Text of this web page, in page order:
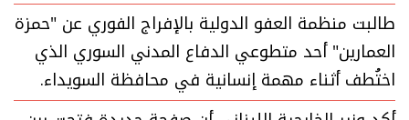
طالبت منظمة العفو الدولية بالإفراج الفوري عن "حمزة
العمارين" أحد متطوعي الدفاع المدني السوري الذي
اختُطف أثناء مهمة إنسانية في محافظة السويداء.